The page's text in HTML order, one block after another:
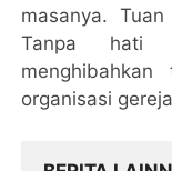
masanya.
Tanpa hati
organisasi